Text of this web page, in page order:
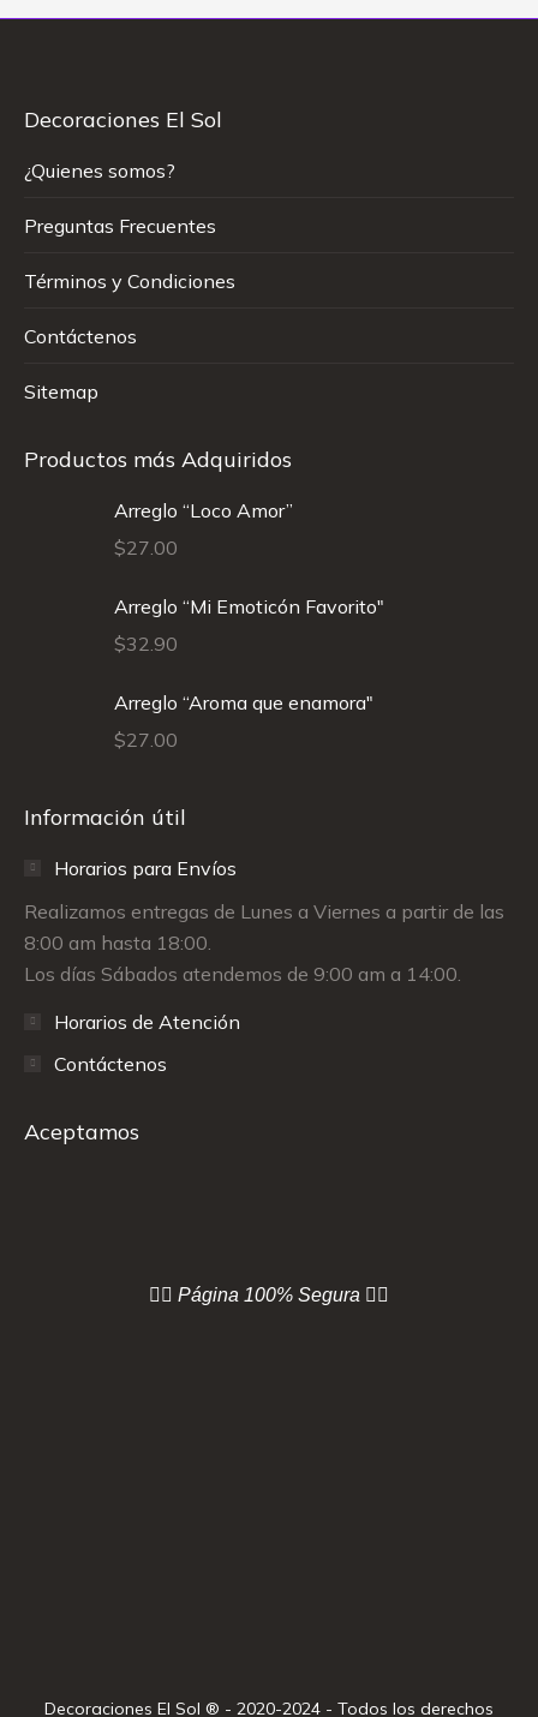
Decoraciones El Sol
¿Quienes somos?
Preguntas Frecuentes
Términos y Condiciones
Contáctenos
Sitemap
Productos más Adquiridos
Arreglo “Loco Amor”
$27.00
Arreglo “Mi Emoticón Favorito"
$32.90
Arreglo “Aroma que enamora"
$27.00
Información útil
Horarios para Envíos
Realizamos entregas de Lunes a Viernes a partir de las
8:00 am hasta 18:00.
Los días Sábados atendemos de 9:00 am a 14:00.
Horarios de Atención
Contáctenos
Aceptamos
👇🏻 Página 100% Segura 👇🏻
Decoraciones El Sol ® - 2020-2024 - Todos los derechos